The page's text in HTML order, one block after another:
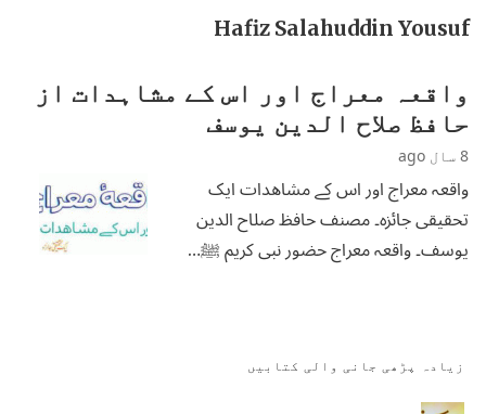
Hafiz Salahuddin Yousuf
واقعہ معراج اور اس کے مشاہدات از
حافظ صلاح الدین یوسف
8 سال ago
واقعہ معراج اور اس کے مشاھدات ایک
تحقیقی جائزہ۔ مصنف حافظ صلاح الدین
یوسف۔ واقعہ معراج حضور نبی کریم ﷺ…
زیادہ پڑھی جانی والی کتابیں